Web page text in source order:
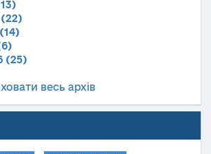
(25)
весь архів